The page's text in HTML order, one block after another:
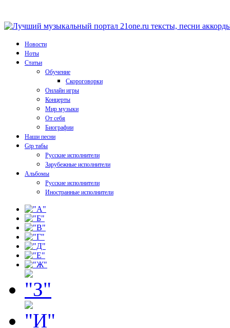
Новости
Ноты
Статьи
Обучение
Скороговорки
Онлайн игры
Концерты
Мир музыки
От себя
Биографии
Наши песни
Gtp табы
Русские исполнители
Зарубежные исполнители
Альбомы
Русские исполнители
Иностранные исполнители